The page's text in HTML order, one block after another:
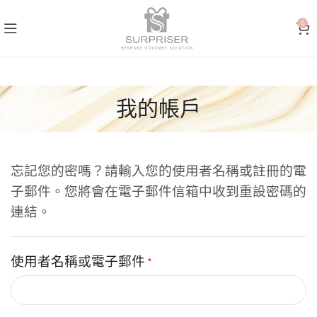
0
我的帳戶
忘記您的密嗎？請輸入您的使用者名稱或註冊的電
子郵件。您將會在電子郵件信箱中收到重設密碼的
連結。
使用者名稱或電子郵件 *